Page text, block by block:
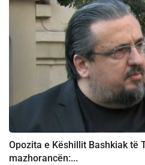
Opozita e Këshillit Bashkiak të
mazhorancën:...